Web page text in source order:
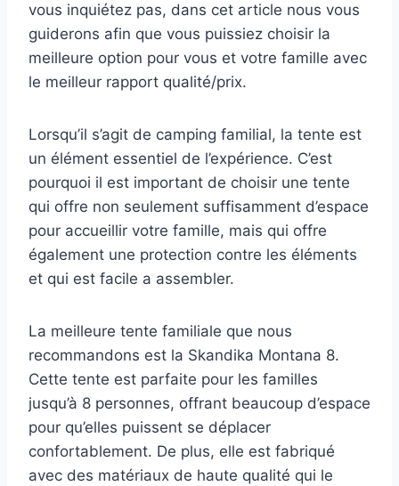
vous inquiétez pas, dans cet article nous vous
guiderons afin que vous puissiez choisir la
meilleure option pour vous et votre famille avec
le meilleur rapport qualité/prix.
Lorsqu’il s’agit de camping familial, la tente est
un élément essentiel de l’expérience. C’est
pourquoi il est important de choisir une tente
qui offre non seulement suffisamment d’espace
pour accueillir votre famille, mais qui offre
également une protection contre les éléments
et qui est facile a assembler.
La meilleure tente familiale que nous
recommandons est la Skandika Montana 8.
Cette tente est parfaite pour les familles
jusqu’à 8 personnes, offrant beaucoup d’espace
pour qu’elles puissent se déplacer
confortablement. De plus, elle est fabriqué
avec des matériaux de haute qualité qui le